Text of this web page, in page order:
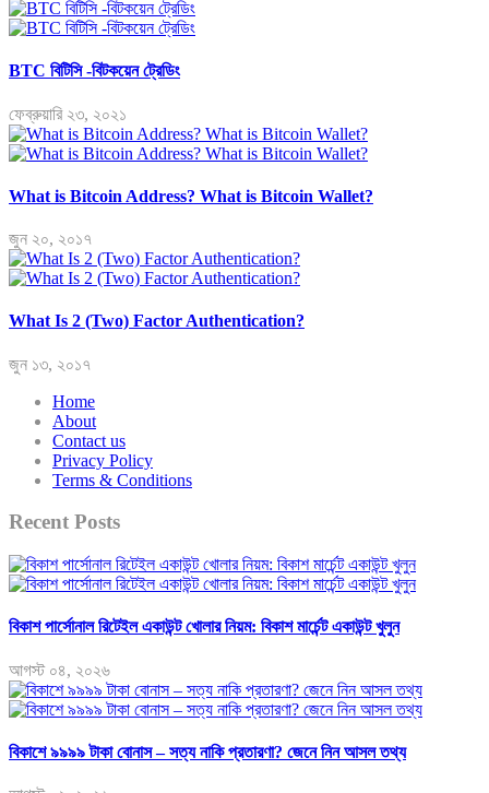
BTC বিটিসি -বিটকয়েন ট্রেডিং
ফেব্রুয়ারি ২৩, ২০২১
What is Bitcoin Address? What is Bitcoin Wallet?
জুন ২০, ২০১৭
What Is 2 (Two) Factor Authentication?
জুন ১৩, ২০১৭
Home
About
Contact us
Privacy Policy
Terms & Conditions
Recent Posts
বিকাশ পার্সোনাল রিটেইল একাউন্ট খোলার নিয়ম: বিকাশ মার্চেন্ট একাউন্ট খুলুন
আগস্ট ০৪, ২০২৬
বিকাশে ৯৯৯৯ টাকা বোনাস – সত্য নাকি প্রতারণা? জেনে নিন আসল তথ্য